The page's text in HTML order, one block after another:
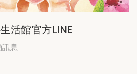
活館官方LINE
息